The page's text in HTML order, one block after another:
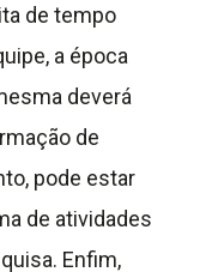
de tempo
a época
deverá
de
pode estar
de atividades
Enfim,